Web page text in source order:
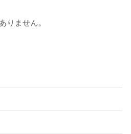
りません。